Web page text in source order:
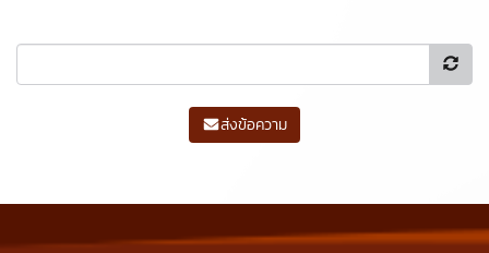
ส่งข้อความ